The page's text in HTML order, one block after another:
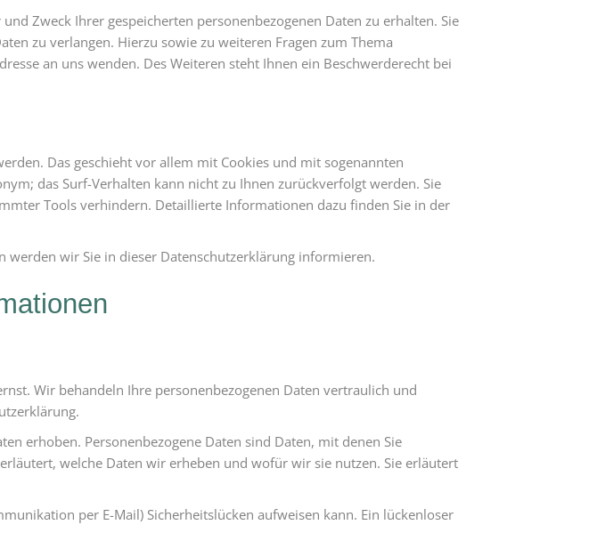
Zweck Ihrer gespeicherten personenbezogenen Daten zu erhalten. Sie
zu verlangen. Hierzu sowie zu weiteren Fragen zum Thema
an uns wenden. Des Weiteren steht Ihnen ein Beschwerderecht bei
Das geschieht vor allem mit Cookies und mit sogenannten
das Surf-Verhalten kann nicht zu Ihnen zurückverfolgt werden. Sie
Tools verhindern. Detaillierte Informationen dazu finden Sie in der
werden wir Sie in dieser Datenschutzerklärung informieren.
Wir behandeln Ihre personenbezogenen Daten vertraulich und
erhoben. Personenbezogene Daten sind Daten, mit denen Sie
welche Daten wir erheben und wofür wir sie nutzen. Sie erläutert
per E-Mail) Sicherheitslücken aufweisen kann. Ein lückenloser